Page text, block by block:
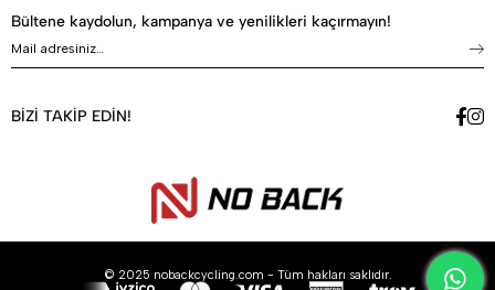
Bültene kaydolun, kampanya ve yenilikleri kaçırmayın!
BİZİ TAKİP EDİN!
© 2025 nobackcycling.com - Tüm hakları saklıdır.